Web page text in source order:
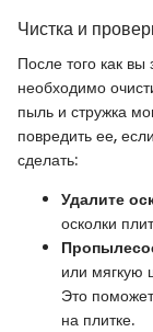
Чистка и
После того как
необходимо
пыль и стружка
повредить ее,
сделать:
Удалите
осколки
или мягкую
Это
на плитке.